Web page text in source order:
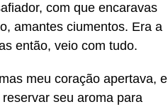
com que encaravas
amantes ciumentos. Era a
então, veio com tudo.
meu coração apertava, e
seu aroma para